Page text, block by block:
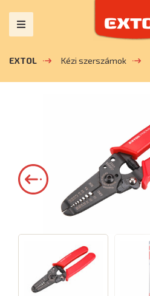
EXTOL Kézi szerszámok